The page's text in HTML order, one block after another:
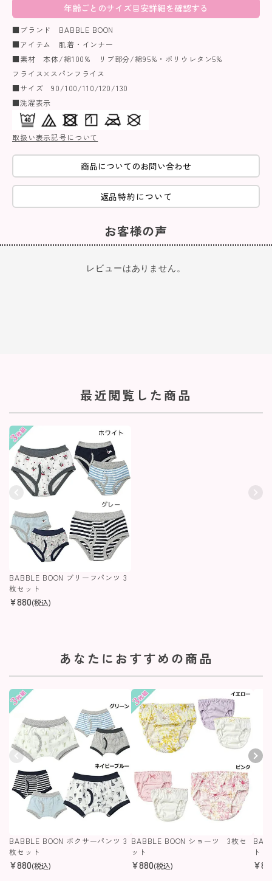
年齢ごとのサイズ目安詳細を確認する
■ブランド BABBLE BOON
■アイテム 肌着・インナー
■素材 本体/綿100% リブ部分/綿95%・ポリウレタン5%
フライス×スパンフライス
■サイズ 90/100/110/120/130
■洗濯表示
取扱い表示記号について
商品についてのお問い合わせ
返品特約について
お客様の声
レビューはありません。
最近閲覧した商品
BABBLE BOON ブリーフパンツ 3
枚セット
¥880(税込)
あなたにおすすめの商品
BABBLE BOON ボクサーパンツ 3
枚セット
¥880(税込)
BABBLE BOON ショーツ 3枚セ
ット
¥880(税込)
ト
¥